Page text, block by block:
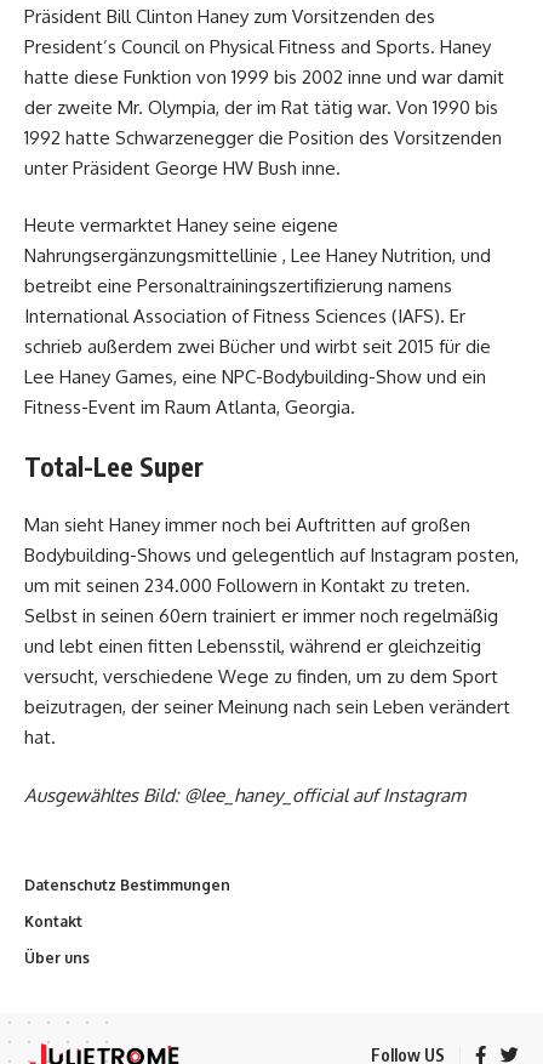
Präsident Bill Clinton Haney zum Vorsitzenden des
President’s Council on Physical Fitness and Sports. Haney
hatte diese Funktion von 1999 bis 2002 inne und war damit
der zweite Mr. Olympia, der im Rat tätig war. Von 1990 bis
1992 hatte Schwarzenegger die Position des Vorsitzenden
unter Präsident George HW Bush inne.
Heute vermarktet Haney seine eigene
Nahrungsergänzungsmittellinie , Lee Haney Nutrition, und
betreibt eine Personaltrainingszertifizierung namens
International Association of Fitness Sciences (IAFS). Er
schrieb außerdem zwei Bücher und wirbt seit 2015 für die
Lee Haney Games, eine NPC-Bodybuilding-Show und ein
Fitness-Event im Raum Atlanta, Georgia.
Total-Lee Super
Man sieht Haney immer noch bei Auftritten auf großen
Bodybuilding-Shows und gelegentlich auf Instagram posten,
um mit seinen 234.000 Followern in Kontakt zu treten.
Selbst in seinen 60ern trainiert er immer noch regelmäßig
und lebt einen fitten Lebensstil, während er gleichzeitig
versucht, verschiedene Wege zu finden, um zu dem Sport
beizutragen, der seiner Meinung nach sein Leben verändert
hat.
Ausgewähltes Bild: @lee_haney_official auf Instagram
Datenschutz Bestimmungen
Kontakt
Über uns
Follow US